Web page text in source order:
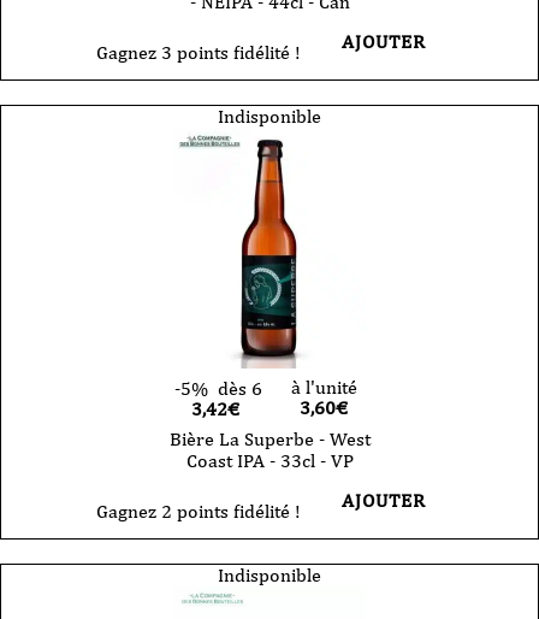
Gagnez 3 points fidélité ! AJOUTER
Indisponible
-5% dès 6
3,42€
à l'unité
3,60€
Bière La Superbe - West
Coast IPA - 33cl - VP
Gagnez 2 points fidélité ! AJOUTER
Indisponible